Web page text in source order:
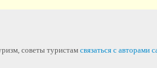
советы туристам связаться с авторами